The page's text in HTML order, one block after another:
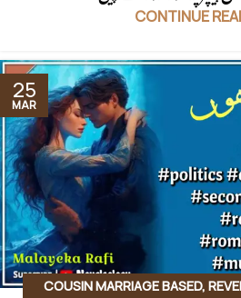
CONTINUE
25
MAR
COUSIN MARRIAGE BASED,